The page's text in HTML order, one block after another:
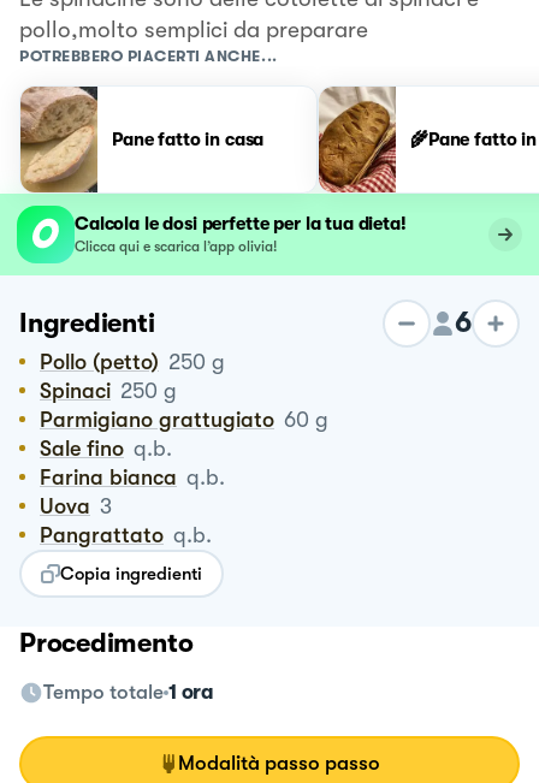
pollo,molto semplici da preparare
POTREBBERO PIACERTI ANCHE...
Pane fatto in casa 🌾Pane fatto
Calcola le dosi perfette per la tua dieta!
Clicca qui e scarica l’app olivia!
Ingredienti 6
Pollo (petto) 250 g
Spinaci 250 g
Parmigiano grattugiato 60 g
Sale fino q.b.
Farina bianca q.b.
Uova 3
Pangrattato q.b.
Copia ingredienti
Procedimento
Tempo totale 1 ora
Modalità passo passo